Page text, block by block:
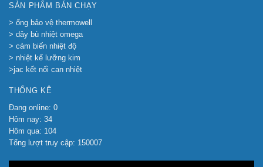
SẢN PHẨM BÁN CHẠY
> ống bảo vệ thermowell
> dây bù nhiệt omega
> cảm biến nhiệt độ
> nhiệt kế lưỡng kim
>jac kết nối can nhiệt
THỐNG KÊ
Đang online: 0
Hôm nay: 34
Hôm qua: 104
Tổng lượt truy cập: 150007